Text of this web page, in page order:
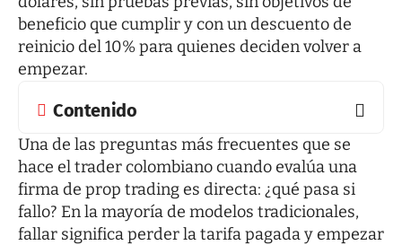
beneficio que cumplir y con un descuento de
reinicio del 10% para quienes deciden volver a
empezar.
Contenido
Una de las preguntas más frecuentes que se
hace el trader colombiano cuando evalúa una
firma de prop trading es directa: ¿qué pasa si
fallo? En la mayoría de modelos tradicionales,
fallar significa perder la tarifa pagada y empezar